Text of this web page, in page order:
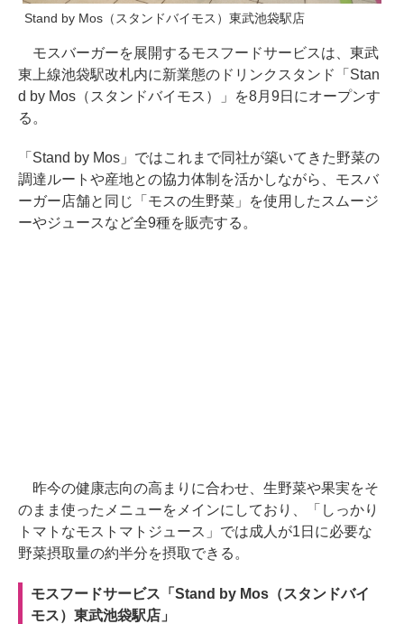
Stand by Mos（スタンドバイモス）東武池袋駅店
モスバーガーを展開するモスフードサービスは、東武
東上線池袋駅改札内に新業態のドリンクスタンド「Stan
d by Mos（スタンドバイモス）」を8月9日にオープンす
る。
「Stand by Mos」ではこれまで同社が築いてきた野菜の
調達ルートや産地との協力体制を活かしながら、モスバ
ーガー店舗と同じ「モスの生野菜」を使用したスムージ
ーやジュースなど全9種を販売する。
昨今の健康志向の高まりに合わせ、生野菜や果実をそ
のまま使ったメニューをメインにしており、「しっかり
トマトなモストマトジュース」では成人が1日に必要な
野菜摂取量の約半分を摂取できる。
モスフードサービス「Stand by Mos（スタンドバイ
モス）東武池袋駅店」